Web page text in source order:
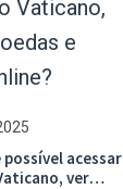
possível acessar
ver